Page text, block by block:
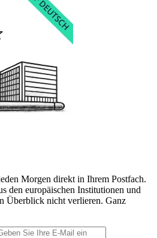
Morgen direkt in Ihrem Postfach.
den europäischen Institutionen und
Überblick nicht verlieren. Ganz